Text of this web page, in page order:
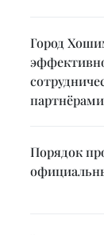
Город
партнёрами
Порядок